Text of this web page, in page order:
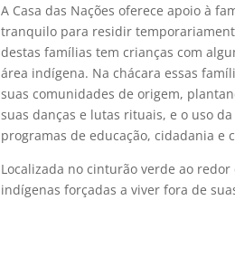
A Casa das Nações oferece apoio à
tranquilo para residir
destas famílias tem crianças com
área indígena. Na chácara essas
suas comunidades de origem,
suas danças e lutas rituais, e o uso
programas de educação, cidadania e
Localizada no cinturão verde ao
indígenas forçadas a viver fora de